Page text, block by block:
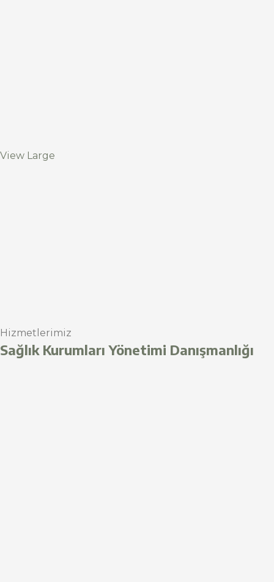
View Large
Hizmetlerimiz
Sağlık Kurumları Yönetimi Danışmanlığı